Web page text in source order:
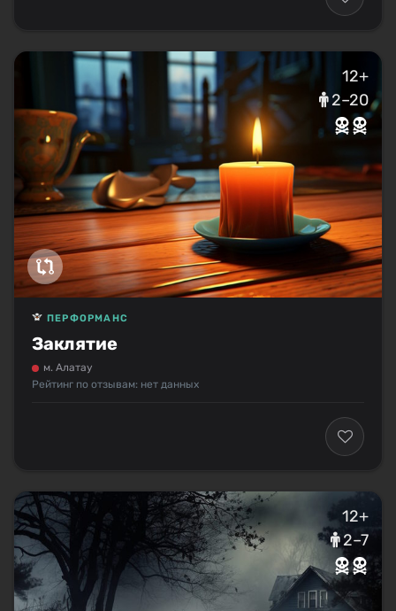
12+
2–20
Заклятие
ПЕРФОРМАНС
м. Алатау
Рейтинг по отзывам: нет данных
12+
2–7